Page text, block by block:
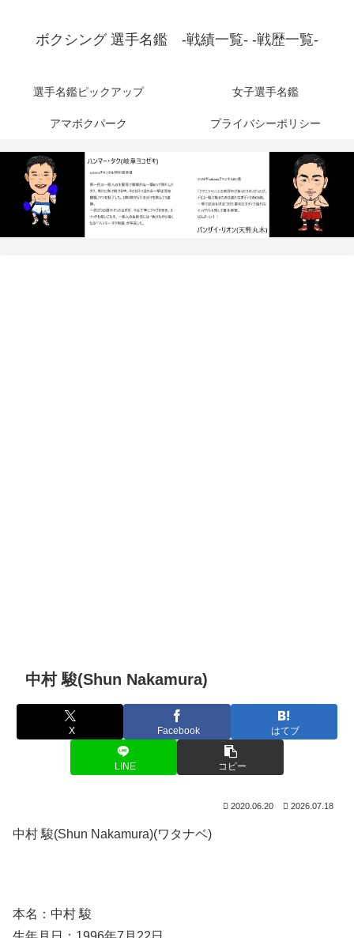
ボクシング 選手名鑑 -戦績一覧- -戦歴一覧-
選手名鑑ピックアップ 女子選手名鑑
アマボクパーク プライバシーポリシー
中村 駿(Shun Nakamura)
X Facebook はてブ
LINE コピー
2020.06.20 2026.07.18
中村 駿(Shun Nakamura)(ワタナベ)
本名：中村 駿